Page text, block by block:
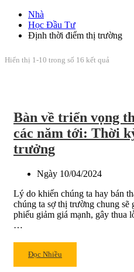
Nhà
Học Đầu Tư
Định thời điểm thị trường
Hiển thị 1-10 trong số 16 kết quả
Bàn về triển vọng
các năm tới: Thời
trưởng
Ngày 10/04/2024
Lý do khiến chúng ta hay bán
chúng ta sợ thị trường chung sẽ
phiếu giảm giá mạnh, gây thua
…
Read
more
Đọc Nhiều